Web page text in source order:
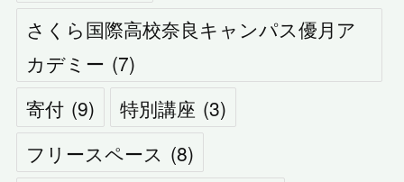
さくら国際高校奈良キャンパス優月ア
カデミー (7)
寄付 (9) 特別講座 (3)
フリースペース (8)